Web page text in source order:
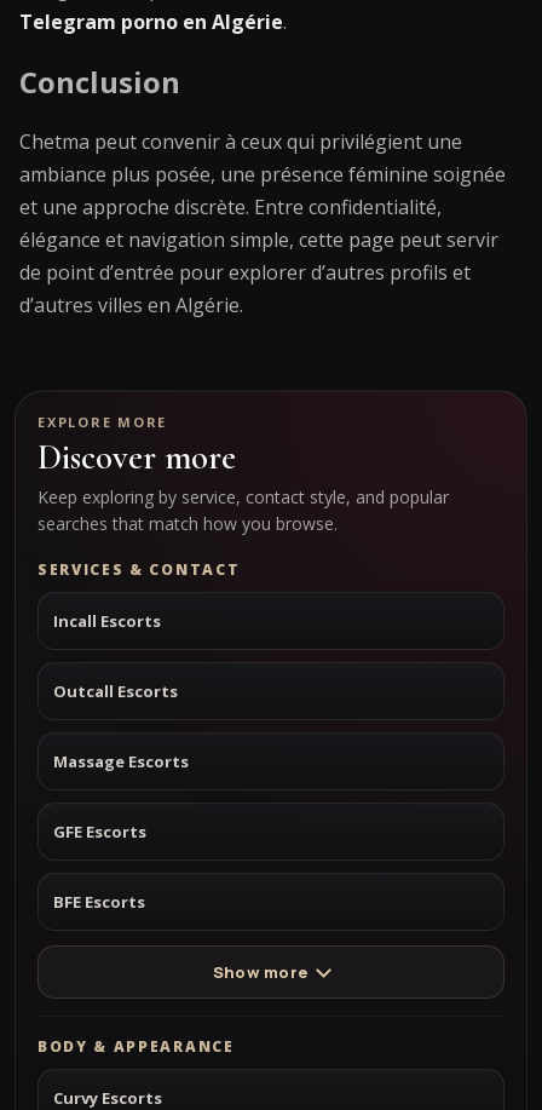
Telegram porno en Algérie.
Conclusion
Chetma peut convenir à ceux qui privilégient une
ambiance plus posée, une présence féminine soignée
et une approche discrète. Entre confidentialité,
élégance et navigation simple, cette page peut servir
de point d’entrée pour explorer d’autres profils et
d’autres villes en Algérie.
EXPLORE MORE
Discover more
Keep exploring by service, contact style, and popular
searches that match how you browse.
SERVICES & CONTACT
Incall Escorts
Outcall Escorts
Massage Escorts
GFE Escorts
BFE Escorts
Show more
BODY & APPEARANCE
Curvy Escorts